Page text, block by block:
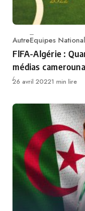
Category
AutreEquipes
FlFA-Algérie :
médias
Publié
26 avril 20221 min lire